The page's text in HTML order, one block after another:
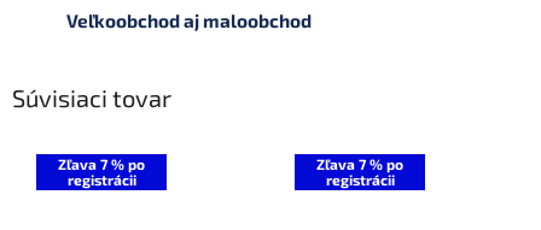
Veľkoobchod aj maloobchod
Súvisiaci tovar
Zľava 7 % po
registrácii
Zľava 7 % po
registrácii